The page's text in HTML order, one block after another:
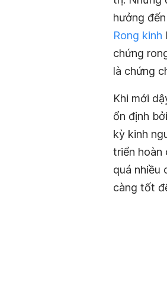
hưởng
Rong kinh
chứng
là chứng
Khi mới
ổn định
kỳ kinh
triển hoàn
quá nhiều
càng tốt